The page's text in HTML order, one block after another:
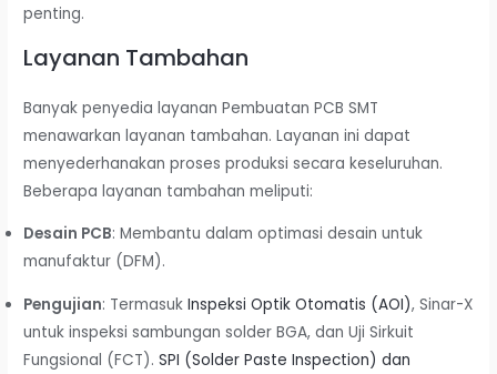
penting.
Layanan Tambahan
Banyak penyedia layanan Pembuatan PCB SMT
menawarkan layanan tambahan. Layanan ini dapat
menyederhanakan proses produksi secara keseluruhan.
Beberapa layanan tambahan meliputi:
Desain PCB: Membantu dalam optimasi desain untuk
manufaktur (DFM).
Pengujian: TermasukInspeksi Optik Otomatis (AOI), Sinar-X
untuk inspeksi sambungan solder BGA, dan Uji Sirkuit
Fungsional (FCT).SPI (Solder Paste Inspection) dan